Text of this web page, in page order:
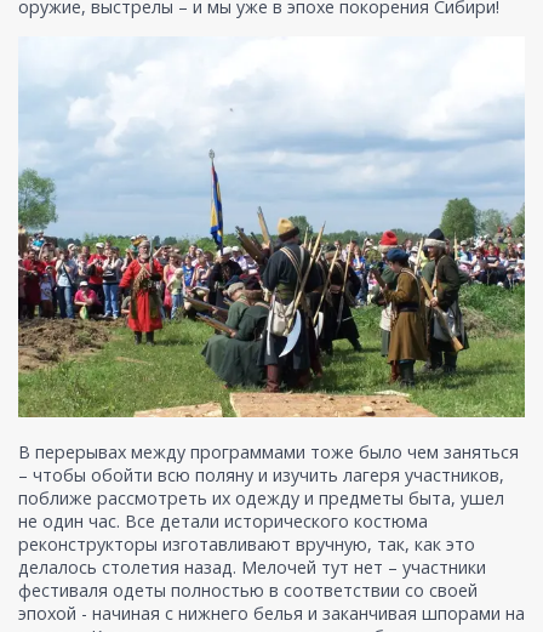
оружие, выстрелы – и мы уже в эпохе покорения Сибири!
В перерывах между программами тоже было чем заняться
– чтобы обойти всю поляну и изучить лагеря участников,
поближе рассмотреть их одежду и предметы быта, ушел
не один час. Все детали исторического костюма
реконструкторы изготавливают вручную, так, как это
делалось столетия назад. Мелочей тут нет – участники
фестиваля одеты полностью в соответствии со своей
эпохой - начиная с нижнего белья и заканчивая шпорами на